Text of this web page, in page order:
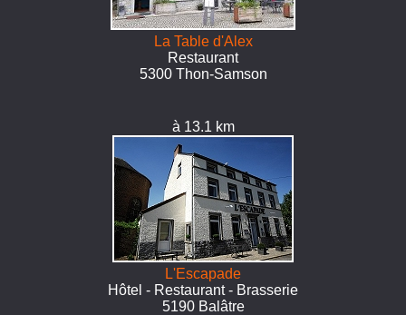
La Table d'Alex
Restaurant
5300 Thon-Samson
à 13.1 km
L'Escapade
Hôtel - Restaurant - Brasserie
5190 Balâtre